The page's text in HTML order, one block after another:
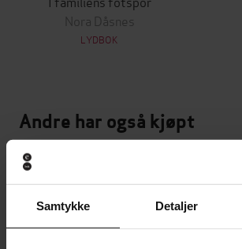
Samtykke Detaljer
Nora Dåsnes
LYDBOK
Andre har også kjøpt